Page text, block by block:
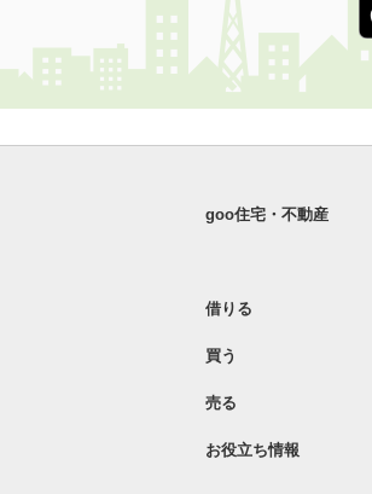
goo住宅・不動産
借りる
買う
売る
お役立ち情報